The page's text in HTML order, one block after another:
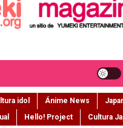
idol Ánime News
Hello! Project
Cultura